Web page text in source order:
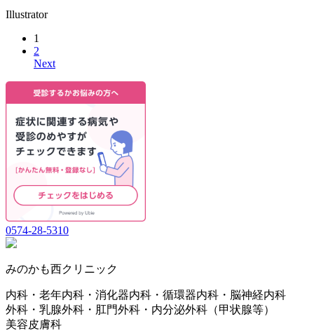
Illustrator
1
2
Next
0574-28-5310
みのかも西クリニック
内科・老年内科・消化器内科・循環器内科・脳神経内科
外科・乳腺外科・肛門外科・内分泌外科（甲状腺等）
美容皮膚科